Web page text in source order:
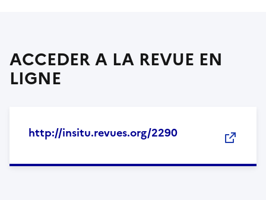
ACCEDER A LA REVUE EN
LIGNE
http://insitu.revues.org/2290